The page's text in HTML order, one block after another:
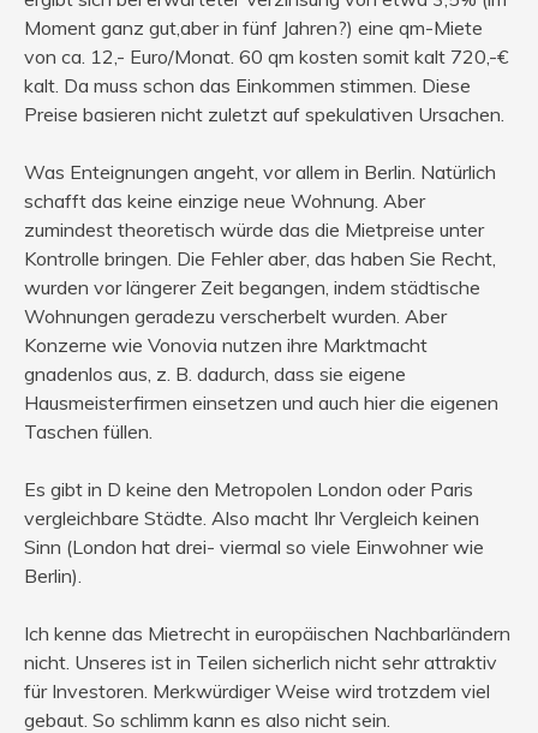
Moment ganz gut,aber in fünf Jahren?) eine qm-Miete
von ca. 12,- Euro/Monat. 60 qm kosten somit kalt 720,-€
kalt. Da muss schon das Einkommen stimmen. Diese
Preise basieren nicht zuletzt auf spekulativen Ursachen.
Was Enteignungen angeht, vor allem in Berlin. Natürlich
schafft das keine einzige neue Wohnung. Aber
zumindest theoretisch würde das die Mietpreise unter
Kontrolle bringen. Die Fehler aber, das haben Sie Recht,
wurden vor längerer Zeit begangen, indem städtische
Wohnungen geradezu verscherbelt wurden. Aber
Konzerne wie Vonovia nutzen ihre Marktmacht
gnadenlos aus, z. B. dadurch, dass sie eigene
Hausmeisterfirmen einsetzen und auch hier die eigenen
Taschen füllen.
Es gibt in D keine den Metropolen London oder Paris
vergleichbare Städte. Also macht Ihr Vergleich keinen
Sinn (London hat drei- viermal so viele Einwohner wie
Berlin).
Ich kenne das Mietrecht in europäischen Nachbarländern
nicht. Unseres ist in Teilen sicherlich nicht sehr attraktiv
für Investoren. Merkwürdiger Weise wird trotzdem viel
gebaut. So schlimm kann es also nicht sein.